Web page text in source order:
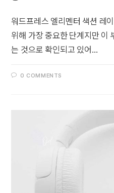
워드프레스 엘리멘터 색션 레
위해 가장 중요한 단계지만 이
는 것으로 확인되고 있어…
0 COMMENTS